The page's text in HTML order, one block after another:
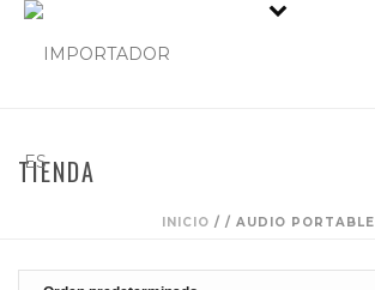
TIENDA
INICIO / / AUDIO PORTABLE